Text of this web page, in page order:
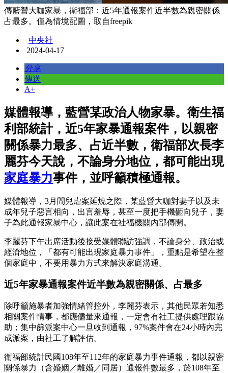
傳藍營大咖家暴，衛福部：近5年通報案件近半數為親密關係
占最多。僅為情境配圖，取自freepik
中央社
2024-04-17
分享
傳送
A+
媒體報導，藍營某政治人物家暴。衛生福
利部統計，近5年家暴通報案件，以親密
關係暴力最多、占近半數，衛福部次長李
麗芬今天說，不論身分地位，都可能出現
家庭暴力事件，並呼籲積極通報。
媒體報導，3月間兒虐案延燒之際，某藍營大咖對妻子以及未
成年兒子惡言相向，出言羞辱，甚至一度把手機砸向兒子，妻
子為此通報家暴中心，讓此案在社福機關內部傳開。
李麗芬下午出席活動後接受媒體聯訪強調，不論身分、政治或
經濟地位，「都有可能出現家庭暴力事件」，重點是希望在整
個家庭中，不要用暴力方式來解決家庭溝通。
近5年家暴通報案件近半數為親密關係、占最多
除呼籲施暴者加強情緒管控外，李麗芬表示，其他民眾若知悉
相關案件情事，都應儘量來通報，一定會有社工提供處理跟協
助；集中篩派案中心一旦收到通報，97%案件會在24小時內完
成派案，由社工了解評估。
衛福部統計民國108年至112年的家庭暴力事件通報，都以親密
關係暴力（含婚姻／離婚／同居）通報件數最多，於108年至